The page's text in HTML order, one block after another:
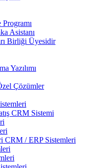
Asistanı
Birliği Üyesidir
Yazılımı
Çözümler
CRM Sistemi
CRM / ERP Sistemleri